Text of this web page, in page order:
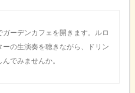
ーデンカフェを開きます。ルロ
ーの生演奏を聴きながら、ドリン
でみませんか。